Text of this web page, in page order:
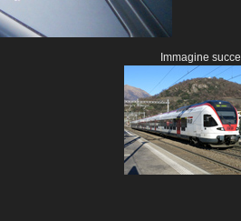
Immagine